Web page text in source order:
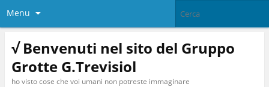
Menu
√ Benvenuti nel sito del Gruppo
Grotte G.Trevisiol
ho visto cose che voi umani non potreste immaginare